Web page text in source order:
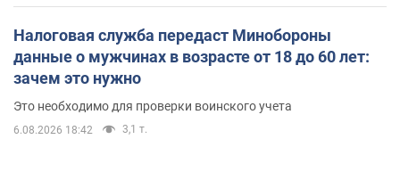
Налоговая служба передаст Минобороны
данные о мужчинах в возрасте от 18 до 60 лет:
зачем это нужно
Это необходимо для проверки воинского учета
6.08.2026 18:42 3,1 т.